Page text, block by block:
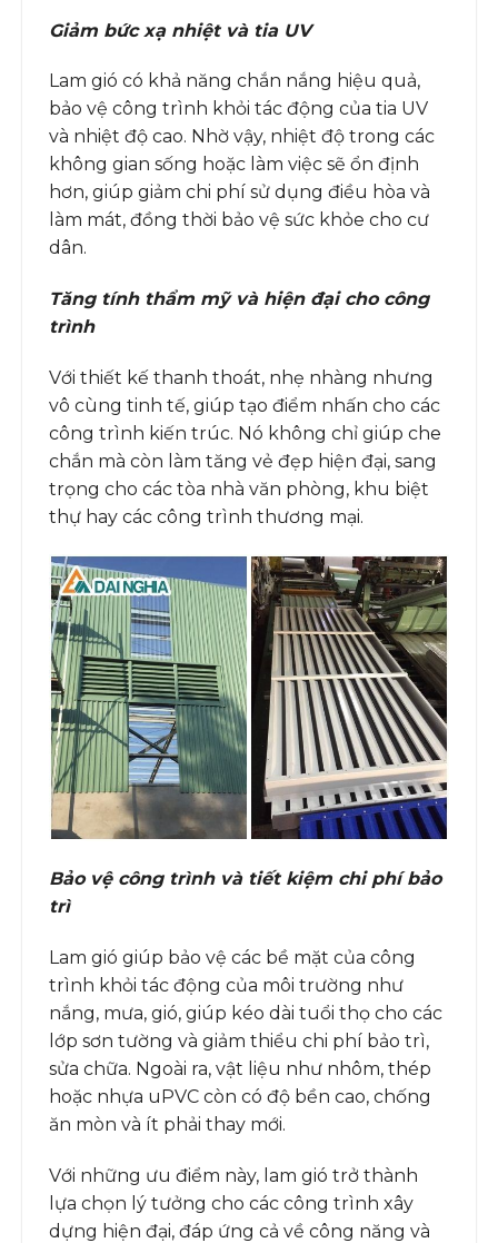
Giảm bức xạ nhiệt và tia UV
Lam gió có khả năng chắn nắng hiệu quả,
bảo vệ công trình khỏi tác động của tia UV
và nhiệt độ cao. Nhờ vậy, nhiệt độ trong các
không gian sống hoặc làm việc sẽ ổn định
hơn, giúp giảm chi phí sử dụng điều hòa và
làm mát, đồng thời bảo vệ sức khỏe cho cư
dân.
Tăng tính thẩm mỹ và hiện đại cho công
trình
Với thiết kế thanh thoát, nhẹ nhàng nhưng
vô cùng tinh tế, giúp tạo điểm nhấn cho các
công trình kiến trúc. Nó không chỉ giúp che
chắn mà còn làm tăng vẻ đẹp hiện đại, sang
trọng cho các tòa nhà văn phòng, khu biệt
thự hay các công trình thương mại.
Bảo vệ công trình và tiết kiệm chi phí bảo
trì
Lam gió giúp bảo vệ các bề mặt của công
trình khỏi tác động của môi trường như
nắng, mưa, gió, giúp kéo dài tuổi thọ cho các
lớp sơn tường và giảm thiểu chi phí bảo trì,
sửa chữa. Ngoài ra, vật liệu như nhôm, thép
hoặc nhựa uPVC còn có độ bền cao, chống
ăn mòn và ít phải thay mới.
Với những ưu điểm này, lam gió trở thành
lựa chọn lý tưởng cho các công trình xây
dựng hiện đại, đáp ứng cả về công năng và